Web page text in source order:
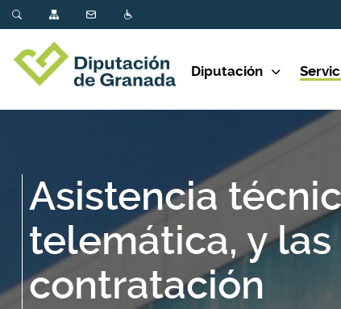
Diputación
Asistencia
telemática, y
contratación